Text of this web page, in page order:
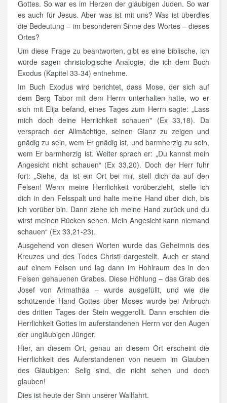
Gottes. So war es im Herzen der gläubigen Juden. So war
es auch für Jesus. Aber was ist mit uns? Was ist überdies
die Bedeutung – im besonderen Sinne des Wortes – dieses
Ortes?
Um diese Frage zu beantworten, gibt es eine biblische, ich
würde sagen christologische Analogie, die ich dem Buch
Exodus (Kapitel 33-34) entnehme.
Im Buch Exodus wird berichtet, dass Mose, der sich auf
dem Berg Tabor mit dem Herrn unterhalten hatte, wo er
sich mit Elija befand, eines Tages zum Herrn sagte: „Lass
mich doch deine Herrlichkeit schauen" (Ex 33,18). Da
versprach der Allmächtige, seinen Glanz zu zeigen und
gnädig zu sein, wem Er gnädig ist, und barmherzig zu sein,
wem Er barmherzig ist. Weiter sprach er: „Du kannst mein
Angesicht nicht schauen“ (Ex 33,20). Doch der Herr fuhr
fort: „Siehe, da ist ein Ort bei mir, stell dich da auf den
Felsen! Wenn meine Herrlichkeit vorüberzieht, stelle ich
dich in den Felsspalt und halte meine Hand über dich, bis
ich vorüber bin. Dann ziehe ich meine Hand zurück und du
wirst meinen Rücken sehen. Mein Angesicht kann niemand
schauen“ (Ex 33,21-23).
Ausgehend von diesen Worten wurde das Geheimnis des
Kreuzes und des Todes Christi dargestellt. Auch er stand
auf einem Felsen und lag dann im Hohlraum des in den
Felsen gehauenen Grabes. Diese Höhlung – das Grab des
Josef von Arimathäa – wurde ausgefüllt, und wie die
schützende Hand Gottes über Moses wurde bei Anbruch
des dritten Tages der Stein weggerollt. Dann erschien die
Herrlichkeit Gottes im auferstandenen Herrn vor den Augen
der ungläubigen Jünger.
Hier, an diesem Ort, genau an diesem Ort erscheint die
Herrlichkeit des Auferstandenen von neuem im Glauben
des Gläubigen: Selig sind, die nicht sehen und doch
glauben!
Dies ist heute der Sinn unserer Wallfahrt.